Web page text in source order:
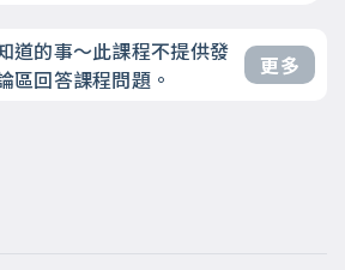
道的事～此課程不提供發
區回答課程問題。
更多